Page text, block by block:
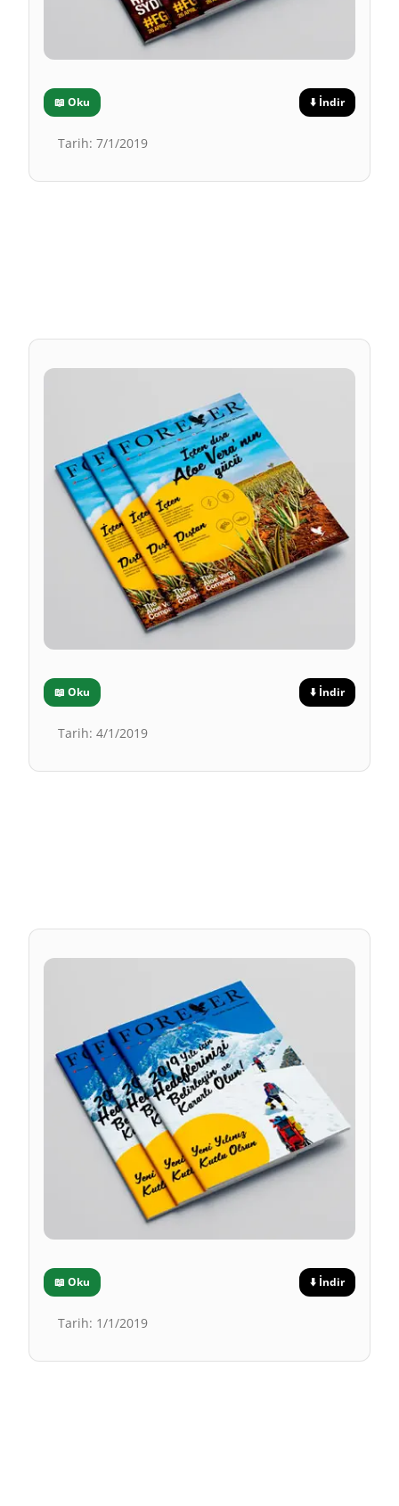
📖 Oku ⬇️ İndir
Tarih: 7/1/2019
📖 Oku ⬇️ İndir
Tarih: 4/1/2019
📖 Oku ⬇️ İndir
Tarih: 1/1/2019